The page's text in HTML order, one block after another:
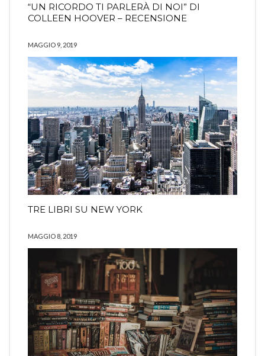
“UN RICORDO TI PARLERÀ DI NOI” DI
COLLEEN HOOVER – RECENSIONE
MAGGIO 9, 2019
TRE LIBRI SU NEW YORK
MAGGIO 8, 2019